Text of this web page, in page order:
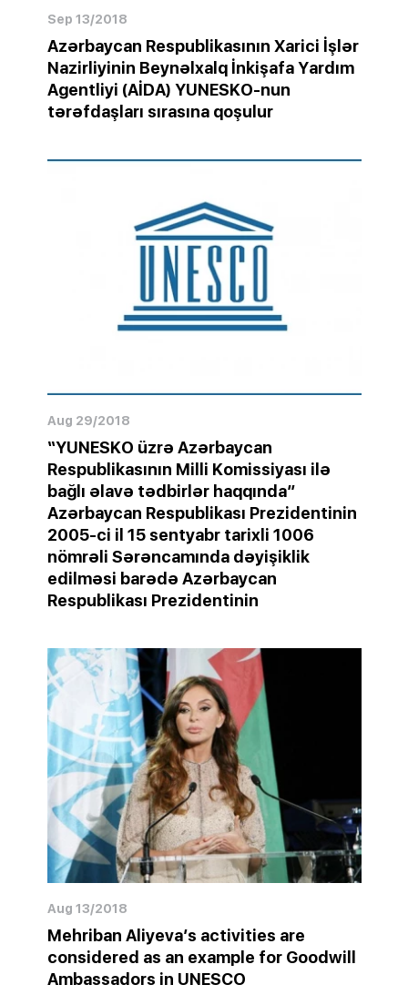
Sep 13/2018
Azərbaycan Respublikasının Xarici İşlər
Nazirliyinin Beynəlxalq İnkişafa Yardım
Agentliyi (AİDA) YUNESKO-nun
tərəfdaşları sırasına qoşulur
Aug 29/2018
“YUNESKO üzrə Azərbaycan
Respublikasının Milli Komissiyası ilə
bağlı əlavə tədbirlər haqqında”
Azərbaycan Respublikası Prezidentinin
2005-ci il 15 sentyabr tarixli 1006
nömrəli Sərəncamında dəyişiklik
edilməsi barədə Azərbaycan
Respublikası Prezidentinin
Aug 13/2018
Mehriban Aliyeva’s activities are
considered as an example for Goodwill
Ambassadors in UNESCO